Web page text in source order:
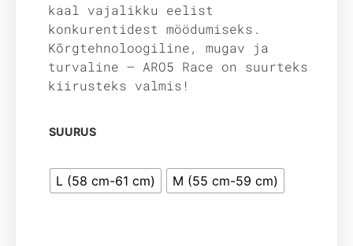
kaal vajalikku eelist
konkurentidest möödumiseks.
Kõrgtehnoloogiline, mugav ja
turvaline — ARO5 Race on suurteks
kiirusteks valmis!
SUURUS
L (58 cm-61 cm) M (55 cm-59 cm)